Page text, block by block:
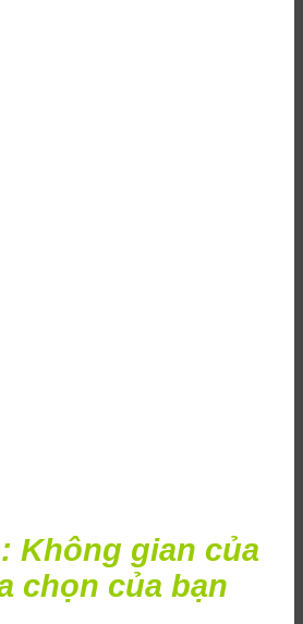
Không gian của
chọn của bạn